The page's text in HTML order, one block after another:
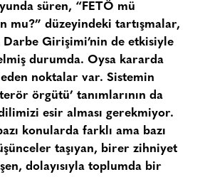
süren, “FETÖ mü
mu?” düzeyindeki tartışmalar,
Darbe Girişimi’nin de etkisiyle
durumda. Oysa kararda
noktalar var. Sistemin
örgütü’ tanımlarının da
esir alması gerekmiyor.
konularda farklı ama bazı
taşıyan, birer zihniyet
dolayısıyla toplumda bir